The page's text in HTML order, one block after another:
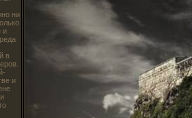
ни
и
в
и